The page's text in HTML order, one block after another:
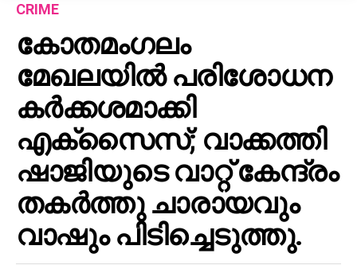
CRIME
കോതമംഗലം
മേഖലയിൽ പരിശോധന
കർക്കശമാക്കി
എക്സൈസ്; വാക്കത്തി
ഷാജിയുടെ വാറ്റ് കേന്ദ്രം
തകർത്തു ചാരായവും
വാഷും പിടിച്ചെടുത്തു.